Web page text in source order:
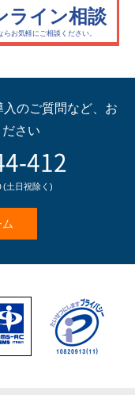
ライン相談
お気軽にご相談ください。
のご質問など、 お
さい
412
(土日祝除く)